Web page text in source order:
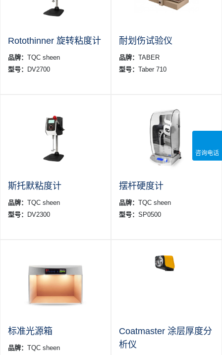
Rotothinner 旋转粘度计
品牌： TQC sheen
型号：
DV2700
耐划伤试验仪
品牌： TABER
型号： Taber 710
斯托默粘度计
品牌： TQC sheen
型号：
DV2300
摆杆硬度计
品牌： TQC sheen
型号： SP0500
标准光源箱
品牌： TQC sheen
Coatmaster 涂层厚度分
析仪
咨询电话